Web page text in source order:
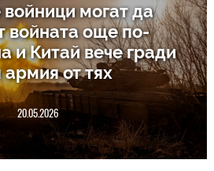
войници могат да
войната още по-
и Китай вече гради
армия от тях
20.05.2026